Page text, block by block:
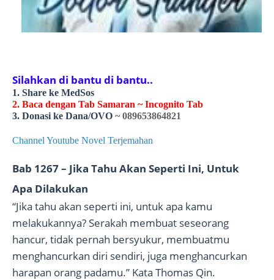
Silahkan di bantu di bantu..
1. Share ke MedSos
2. Baca dengan Tab Samaran ~ Incognito Tab
3. Donasi ke Dana/OVO ~ 089653864821
Channel Youtube Novel Terjemahan
Bab 1267 – Jika Tahu Akan Seperti Ini, Untuk
Apa Dilakukan
“Jika tahu akan seperti ini, untuk apa kamu
melakukannya? Serakah membuat seseorang
hancur, tidak pernah bersyukur, membuatmu
menghancurkan diri sendiri, juga menghancurkan
harapan orang padamu.” Kata Thomas Qin.